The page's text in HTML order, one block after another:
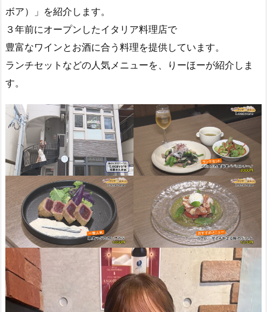
ボア）」を紹介します。
３年前にオープンしたイタリア料理店で
豊富なワインとお酒に合う料理を提供しています。
ランチセットなどの人気メニューを、りーほーが紹介しま
す。